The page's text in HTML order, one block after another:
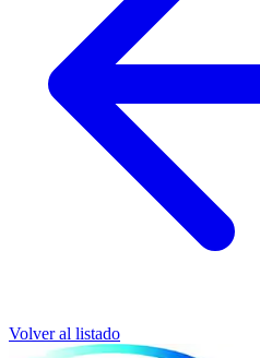
Volver al listado